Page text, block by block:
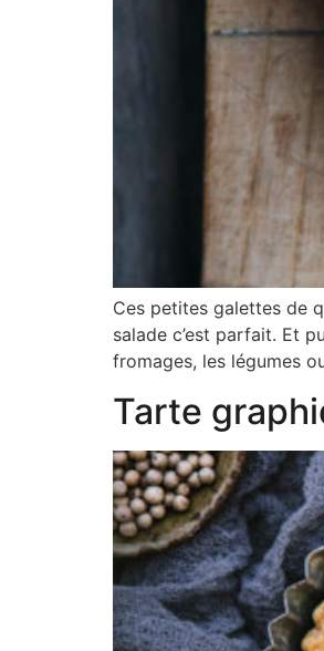
Ces petites galettes de
salade c’est parfait. Et
fromages, les légumes
Tarte